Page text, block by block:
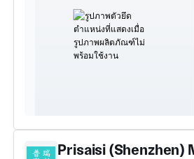
Prisaisi (Shenzhen)